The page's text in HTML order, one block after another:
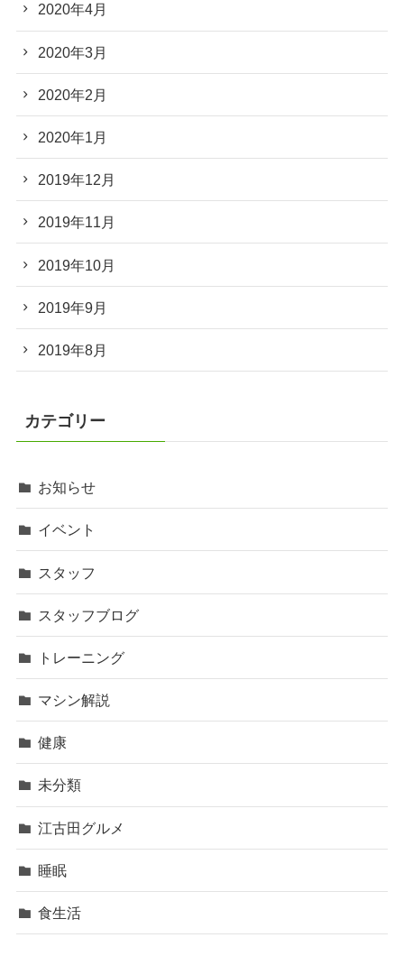
2020年4月
2020年3月
2020年2月
2020年1月
2019年12月
2019年11月
2019年10月
2019年9月
2019年8月
カテゴリー
お知らせ
イベント
スタッフ
スタッフブログ
トレーニング
マシン解説
健康
未分類
江古田グルメ
睡眠
食生活